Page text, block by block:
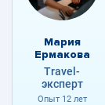
Мария
Ермакова
Travel-
эксперт
Опыт 12 лет